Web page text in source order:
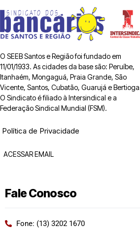
O SEEB Santos e Região foi fundado em
11/01/1933. As cidades da base são: Peruíbe,
Itanhaém, Mongaguá, Praia Grande, São
Vicente, Santos, Cubatão, Guarujá e
O Sindicato é filiado à Intersindical e a
Federação Sindical Mundial (FSM).
Política de Privacidade
ACESSAR EMAIL
Fale Conosco
Fone: (13) 3202 1670